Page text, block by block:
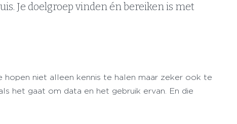
Je doelgroep vinden én bereiken is met
niet alleen kennis te halen maar zeker ook te
het gaat om data en het gebruik ervan. En die